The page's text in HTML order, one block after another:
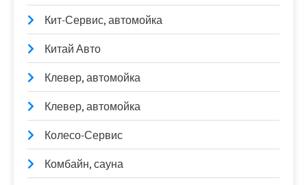
Кит-Сервис, автомойка
Китай Авто
Клевер, автомойка
Клевер, автомойка
Колесо-Сервис
Комбайн, сауна